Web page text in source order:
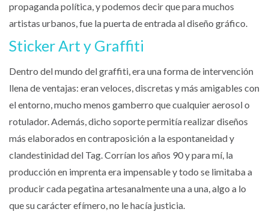
propaganda política, y podemos decir que para muchos
artistas urbanos, fue la puerta de entrada al diseño gráfico.
Sticker Art y Graffiti
Dentro del mundo del graffiti, era una forma de intervención
llena de ventajas: eran veloces, discretas y más amigables con
el entorno, mucho menos gamberro que cualquier aerosol o
rotulador. Además, dicho soporte permitía realizar diseños
más elaborados en contraposición a la espontaneidad y
clandestinidad del Tag. Corrían los años 90 y para mí, la
producción en imprenta era impensable y todo se limitaba a
producir cada pegatina artesanalmente una a una, algo a lo
que su carácter efímero, no le hacía justicia.